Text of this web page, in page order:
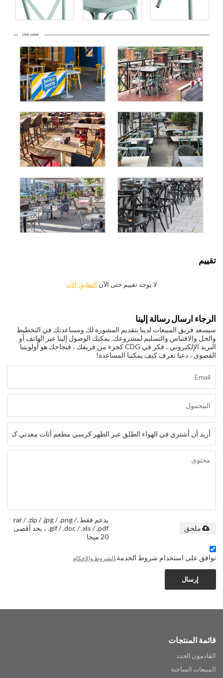
تقييم
لا يوجد تقييم حتى الآن التعليق الآن
الرجاء ارسال رسالة إلينا
سيسعد فريق المبيعات لدينا بتقديم المشورة لك ومساعدتك في التخطيط
والحل والاقتباس والتسليم لمشروعك. يمكنك الوصول إلينا عبر الهاتف أو
البريد الإلكتروني ، فكر في CDG كجزء من فريقك ، فنجاحك هو أولويتنا
القصوى ، دعنا نعرف كيف يمكننا المساعدة!
يدعم فقط .rar / .zip / .jpg / .png /
.gif / .doc / .xls / .pdf ، بحد أقصى
20 ميجا
ملحق
توافق على استخدام شروط الخدمة,الشروط والاحكام
إرسال
قائمة المنتجات
القادمون الجدد
المبيعات الساخنة